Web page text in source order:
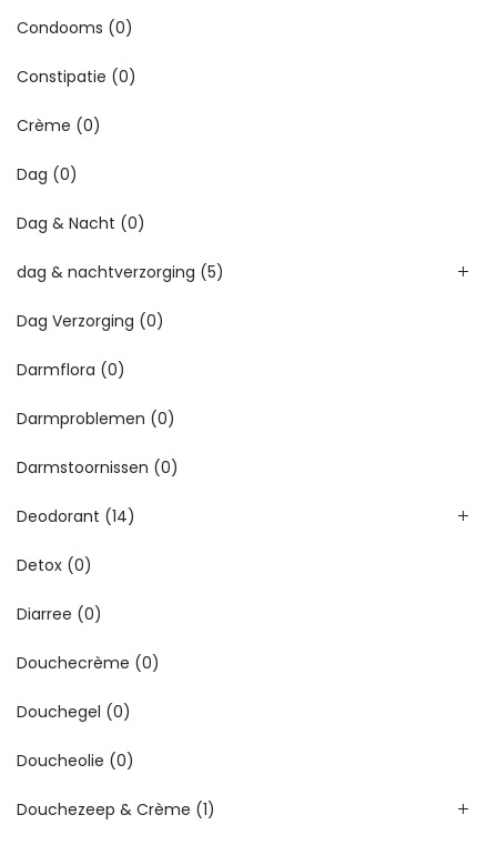
Condooms (0)
Constipatie (0)
Crème (0)
Dag (0)
Dag & Nacht (0)
dag & nachtverzorging (5)
Dag Verzorging (0)
Darmflora (0)
Darmproblemen (0)
Darmstoornissen (0)
Deodorant (14)
Detox (0)
Diarree (0)
Douchecrème (0)
Douchegel (0)
Doucheolie (0)
Douchezeep & Crème (1)